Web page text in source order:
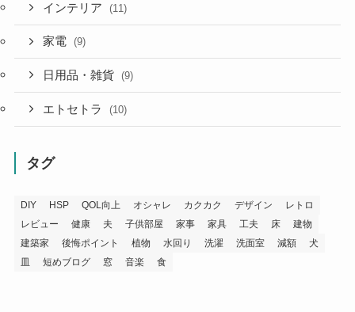
インテリア (11)
家電 (9)
日用品・雑貨 (9)
エトセトラ (10)
タグ
DIY HSP QOL向上 オシャレ カクカク デザイン
レトロ
レビュー
健康 夫 子供部屋 家事 家具 工夫 床
建物
建築家
後悔ポイント 植物 水回り 洗濯 洗面室 減額
犬
皿
短めブログ 窓 音楽 食